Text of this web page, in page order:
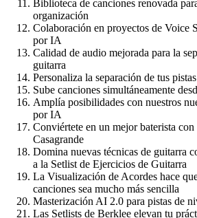
Biblioteca de canciones renovada
organización
Colaboración en proyectos de Voice
por IA
Calidad de audio mejorada para la
guitarra
Personaliza la separación de tus pistas
Sube canciones simultáneamente
Amplía posibilidades con nuestros
por IA
Conviértete en un mejor baterista
Casagrande
Domina nuevas técnicas de guitarra
a la Setlist de Ejercicios de Guitarra
La Visualización de Acordes hace
canciones sea mucho más sencilla
Masterización AI 2.0 para pistas de
Las Setlists de Berklee elevan tu